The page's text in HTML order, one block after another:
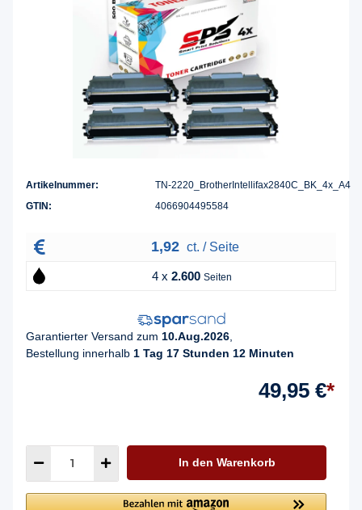
Artikelnummer:
TN-2220_BrotherIntellifax2840C_BK_4x_A4
GTIN:
4066904495584
1,92 ct. / Seite
4 x 2.600 Seiten
Garantierter Versand zum 10.Aug.2026
Bestellung innerhalb 1 Tag 17 Stunden 12 Minuten
49,95 €*
In den Warenkorb